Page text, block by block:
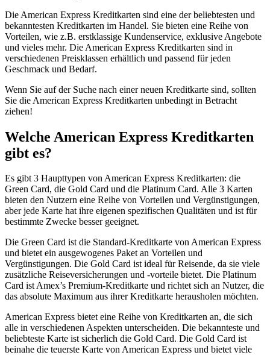
Die American Express Kreditkarten sind eine der beliebtesten und
bekanntesten Kreditkarten im Handel. Sie bieten eine Reihe von
Vorteilen, wie z.B. erstklassige Kundenservice, exklusive Angebote
und vieles mehr. Die American Express Kreditkarten sind in
verschiedenen Preisklassen erhältlich und passend für jeden
Geschmack und Bedarf.
Wenn Sie auf der Suche nach einer neuen Kreditkarte sind, sollten
Sie die American Express Kreditkarten unbedingt in Betracht
ziehen!
Welche American Express Kreditkarten
gibt es?
Es gibt 3 Haupttypen von American Express Kreditkarten: die
Green Card, die Gold Card und die Platinum Card. Alle 3 Karten
bieten den Nutzern eine Reihe von Vorteilen und Vergünstigungen,
aber jede Karte hat ihre eigenen spezifischen Qualitäten und ist für
bestimmte Zwecke besser geeignet.
Die Green Card ist die Standard-Kreditkarte von American Express
und bietet ein ausgewogenes Paket an Vorteilen und
Vergünstigungen. Die Gold Card ist ideal für Reisende, da sie viele
zusätzliche Reiseversicherungen und -vorteile bietet. Die Platinum
Card ist Amex’s Premium-Kreditkarte und richtet sich an Nutzer, die
das absolute Maximum aus ihrer Kreditkarte herausholen möchten.
American Express bietet eine Reihe von Kreditkarten an, die sich
alle in verschiedenen Aspekten unterscheiden. Die bekannteste und
beliebteste Karte ist sicherlich die Gold Card. Die Gold Card ist
beinahe die teuerste Karte von American Express und bietet viele